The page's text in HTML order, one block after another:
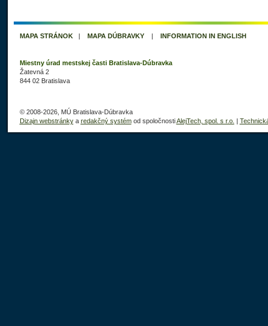
MAPA STRÁNOK| MAPA DÚBRAVKY| INFORMATION IN ENGLISH
Miestny úrad mestskej časti Bratislava-Dúbravka
Žatevná 2
844 02 Bratislava
© 2008-2026, MÚ Bratislava-Dúbravka
Dizajn webstránkya redakčný systémod spoločnostiAlejTech, spol. s r.o. |